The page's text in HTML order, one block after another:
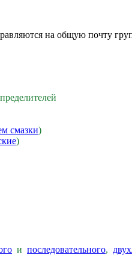
на общую почту
смазки)
)
и последовательного,